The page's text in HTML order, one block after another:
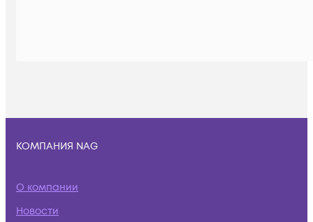
КОМПАНИЯ NAG
О компании
Новости